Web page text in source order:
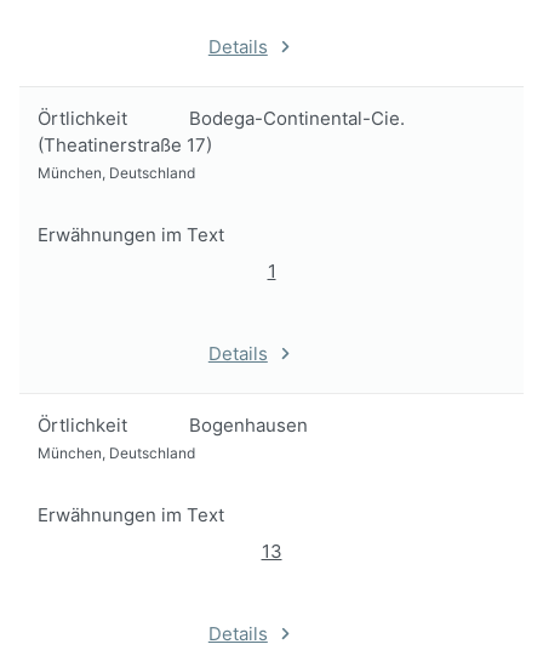
Details
Örtlichkeit
Bodega-Continental-Cie.
(Theatinerstraße 17)
München, Deutschland
Erwähnungen im Text
1
Details
Örtlichkeit Bogenhausen
München, Deutschland
Erwähnungen im Text
13
Details